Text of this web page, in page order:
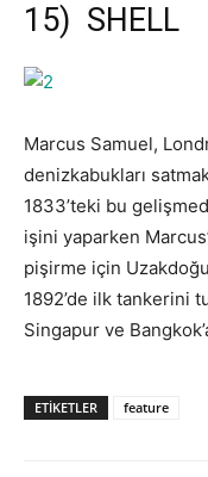
15) SHELL
Marcus Samuel,
denizkabukları
1833’teki bu
işini yaparken
pişirme için
1892’de ilk tankerini
Singapur ve
ETIKETLER feature